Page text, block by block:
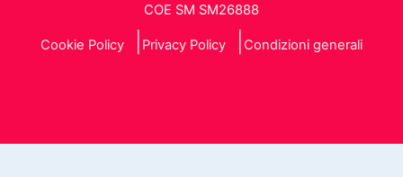
COE SM SM26888
Cookie Policy Privacy Policy Condizioni generali